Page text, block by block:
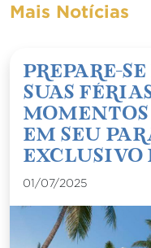
Mais Notícias
Prepare-
suas
em seu
exclusivo
01/07/2025